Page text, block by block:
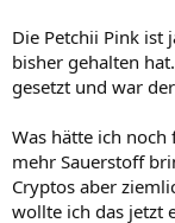
Die Petchii Pink ist
bisher gehalten
gesetzt und war
Was hätte ich
mehr Sauerstoff
Cryptos aber
wollte ich das jetzt